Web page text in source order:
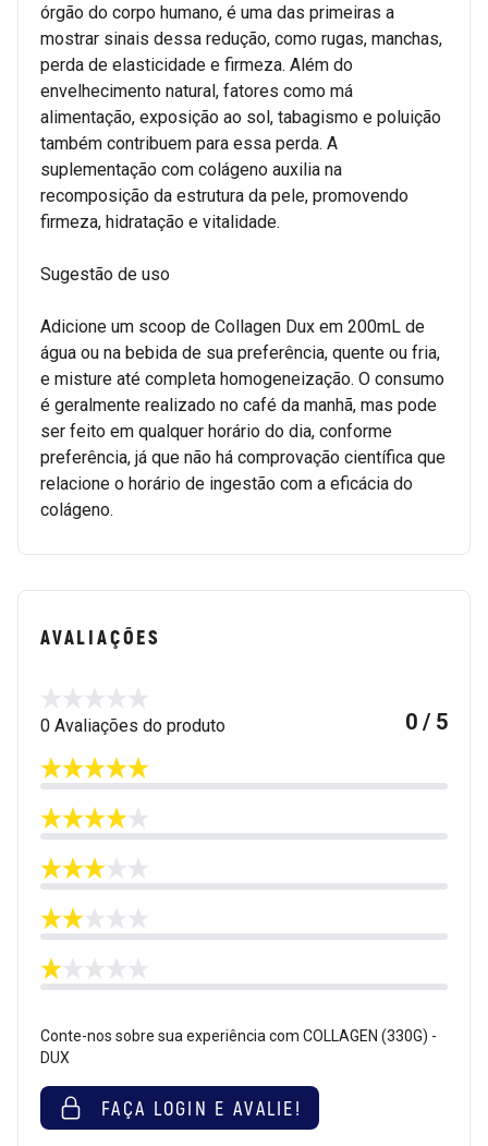
órgão do corpo humano, é uma das primeiras a
mostrar sinais dessa redução, como rugas, manchas,
perda de elasticidade e firmeza. Além do
envelhecimento natural, fatores como má
alimentação, exposição ao sol, tabagismo e poluição
também contribuem para essa perda. A
suplementação com colágeno auxilia na
recomposição da estrutura da pele, promovendo
firmeza, hidratação e vitalidade.
Sugestão de uso
Adicione um scoop de Collagen Dux em 200mL de
água ou na bebida de sua preferência, quente ou fria,
e misture até completa homogeneização. O consumo
é geralmente realizado no café da manhã, mas pode
ser feito em qualquer horário do dia, conforme
preferência, já que não há comprovação científica que
relacione o horário de ingestão com a eficácia do
colágeno.
AVALIAÇÕES
0 Avaliações do produto 0 / 5
Conte-nos sobre sua experiência com COLLAGEN (330G) -
DUX
FAÇA LOGIN E AVALIE!